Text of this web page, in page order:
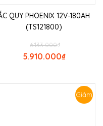
QUY PHOENIX 12V-180AH
(TS121800)
₫
6.133.000
₫
5.910.000
Giảm